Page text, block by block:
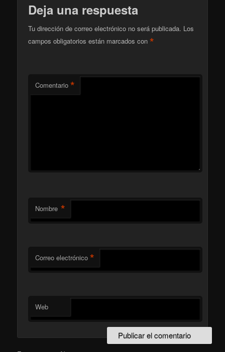
Deja una respuesta
Tu dirección de correo electrónico no será publicada. Los
campos obligatorios están marcados con*
Comentario *
Nombre *
Correo electrónico *
Web